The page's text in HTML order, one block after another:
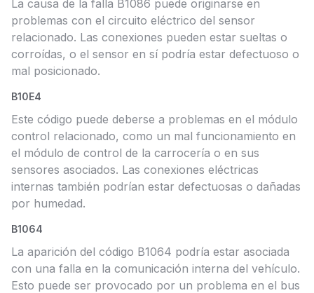
La causa de la falla B1086 puede originarse en
problemas con el circuito eléctrico del sensor
relacionado. Las conexiones pueden estar sueltas o
corroídas, o el sensor en sí podría estar defectuoso o
mal posicionado.
B10E4
Este código puede deberse a problemas en el módulo
control relacionado, como un mal funcionamiento en
el módulo de control de la carrocería o en sus
sensores asociados. Las conexiones eléctricas
internas también podrían estar defectuosas o dañadas
por humedad.
B1064
La aparición del código B1064 podría estar asociada
con una falla en la comunicación interna del vehículo.
Esto puede ser provocado por un problema en el bus